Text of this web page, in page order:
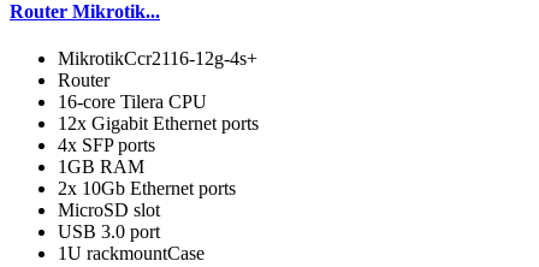
Router Mikrotik...
MikrotikCcr2116-12g-4s+
Router
16-core Tilera CPU
12x Gigabit Ethernet ports
4x SFP ports
1GB RAM
2x 10Gb Ethernet ports
MicroSD slot
USB 3.0 port
1U rackmountCase